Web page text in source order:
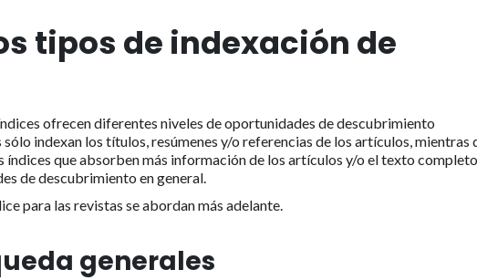
tipos de indexación de
ofrecen diferentes niveles de oportunidades de descubrimiento
indexan los títulos, resúmenes y/o referencias de los artículos, mientras
que absorben más información de los artículos y/o el texto completo
de descubrimiento en general.
para las revistas se abordan más adelante.
generales